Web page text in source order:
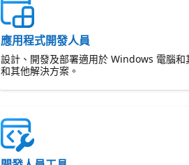
應用程式開發人員
設計、開發及部署適用於 Windows 電腦和
和其他解決方案。